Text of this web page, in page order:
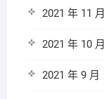
2021 年 11 月
2021 年 10 月
2021 年 9 月